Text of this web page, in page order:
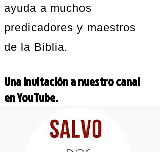
ayuda a muchos
predicadores y maestros
de la Biblia.
Una invitación a nuestro canal
en YouTube.